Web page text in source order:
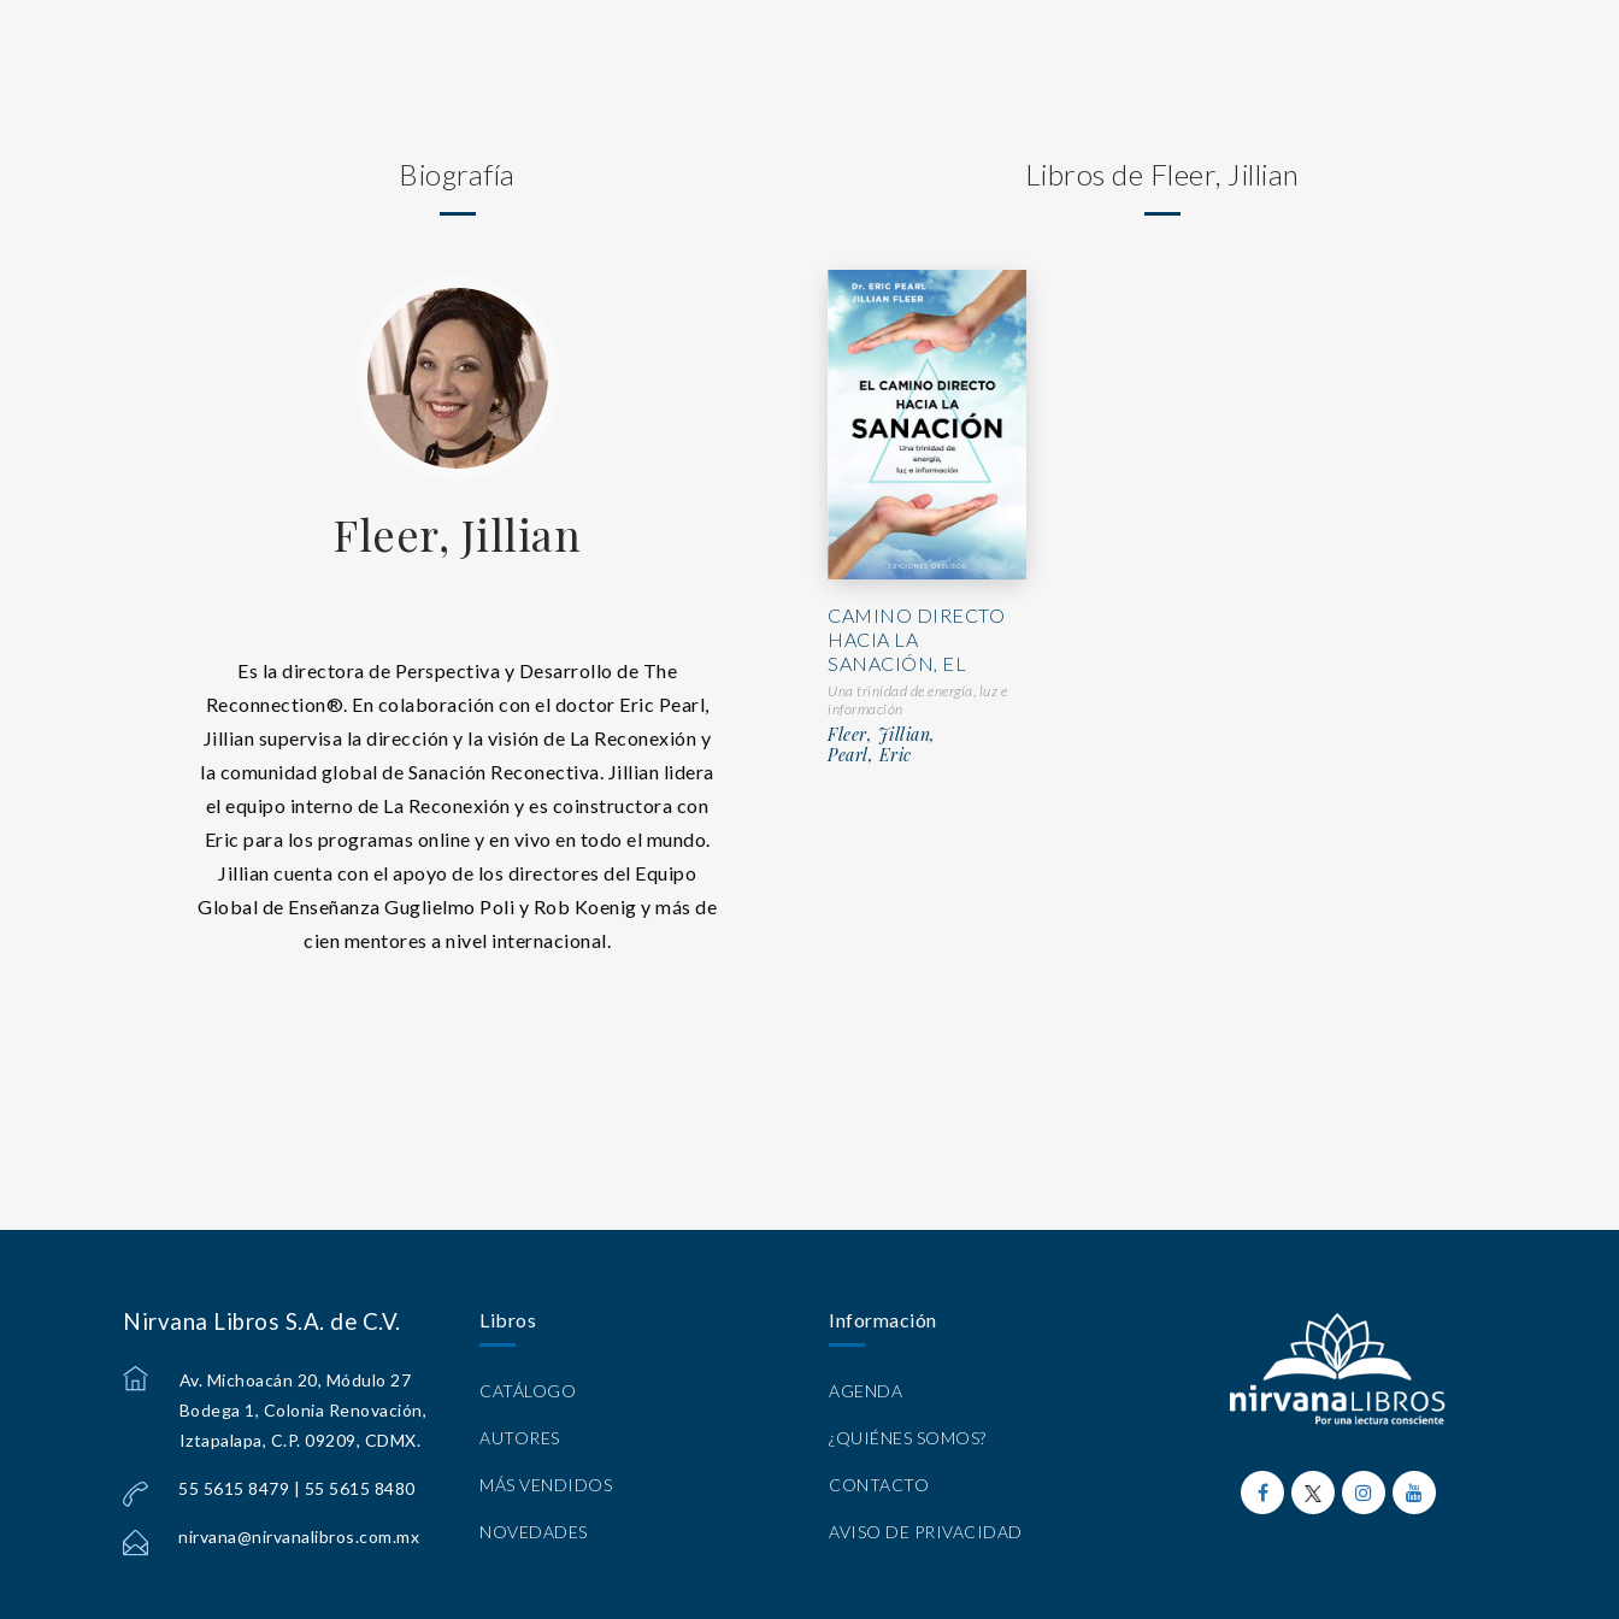
Biografía
Fleer, Jillian
Es la directora de Perspectiva y Desarrollo de The
Reconnection®. En colaboración con el doctor Eric Pearl,
Jillian supervisa la dirección y la visión de La Reconexión y
la comunidad global de Sanación Reconectiva. Jillian lidera
el equipo interno de La Reconexión y es coinstructora con
Eric para los programas online y en vivo en todo el mundo.
Jillian cuenta con el apoyo de los directores del Equipo
Global de Enseñanza Guglielmo Poli y Rob Koenig y más de
cien mentores a nivel internacional.
Libros de Fleer, Jillian
CAMINO DIRECTO
HACIA LA
SANACIÓN, EL
Una trinidad de energía, luz e
información
Fleer, Jillian,
Pearl, Eric
Nirvana Libros S.A. de C.V.
Av. Michoacán 20, Módulo 27
Bodega 1, Colonia Renovación,
Iztapalapa, C.P. 09209, CDMX.
55 5615 8479 | 55 5615 8480
nirvana@nirvanalibros.com.mx
Libros
CATÁLOGO
AUTORES
MÁS VENDIDOS
NOVEDADES
Información
AGENDA
¿QUIÉNES SOMOS?
CONTACTO
AVISO DE PRIVACIDAD